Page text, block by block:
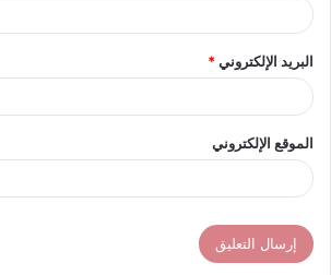
البريد الإلكتروني*
الموقع الإلكتروني